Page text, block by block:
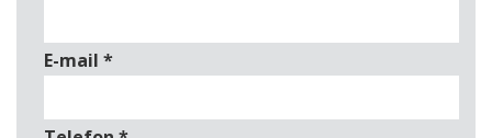
E-mail *